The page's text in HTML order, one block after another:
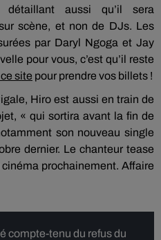
détaillant aussi qu’il sera
scène, et non de DJs. Les
par Daryl Ngoga et Jay
pour vous, c’est qu’il reste
site pour prendre vos billets !
Hiro est aussi en train de
« qui sortira avant la fin de
son nouveau single
dernier. Le chanteur tease
prochainement. Affaire
compte-tenu du refus du